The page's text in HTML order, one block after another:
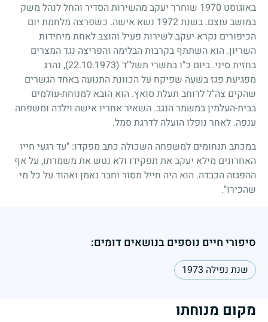
באוגוסט 1970 שוחרר יעקב מהשירות הסדיר והחל לנהל משק
במושב עוצם. בשנת1972 נשא אישה. כשפרצה מלחמת יום
הכיפורים נקרא יעקב לשירות פעיל והוצב לאחת מיחידות
השריון. הוא השתתף בקרבות הבלימה והפריצה נגד המצרים
בחזית סיני. ביום כ"ו בתשרי תשל"ד (22.10.1973)
, נהרג
מפגיעת פגז בשעה שפיקח על הכוונת התנועה באחד הגשרים
שהקים צה"ל לרוחב תעלת סואץ. הוא הובא למנוחת-עולמים
בבית-העלמין במשמר הנגב. השאיר אחריו אישה וילדה ומשפחה
ענפה. לאחר נופלו הועלה לדרגת סמל.
במכתב תנחומים למשפחה השכולה כתב מפקדו: "עד רגעי חייו
האחרונים מילא יעקב את תפקידו ולא נטש את משמרתו, על אף
ההפגזה הכבדה. הוא היה חייל מסור וחבר נאמן ואהוד על כל מי
שהכירו".
סיפורי חיים נוספים בנושאים דומים:
שנת נפילה 1973
מקום מנוחתו